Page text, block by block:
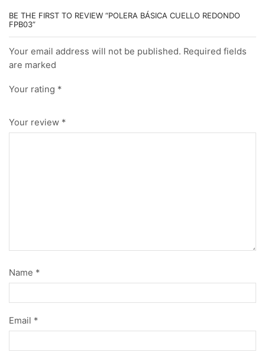
BE THE FIRST TO REVIEW “POLERA BÁSICA CUELLO REDONDO
FPB03”
Your email address will not be published. Required fields
are marked
Your rating *
Your review *
Name *
Email *